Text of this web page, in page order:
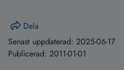
Dela
Senast uppdaterad: 2025-06-17
Publicerad: 2011-01-01